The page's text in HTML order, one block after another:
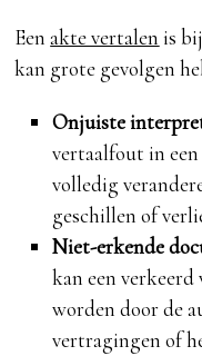
Eenakte vertalen is
kan grote gevolgen
Onjuiste
vertaalfout in
volledig
geschillen of
Niet-erkende
kan een
worden door de
vertragingen of